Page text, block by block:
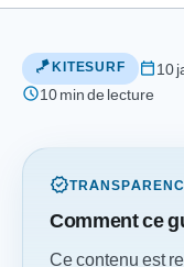
🪁 KITESURF calendar_today10
schedule10 min de lecture
verified
Comment ce
Ce contenu est